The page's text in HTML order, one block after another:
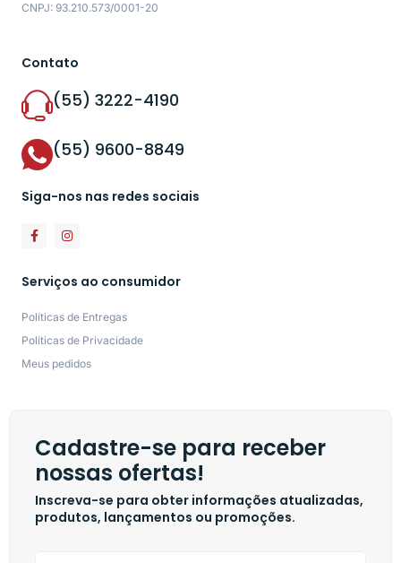
CNPJ: 93.210.573/0001-20
Contato
(55) 3222-4190
(55) 9600-8849
Siga-nos nas redes sociais
Serviços ao consumidor
Políticas de Entregas
Políticas de Privacidade
Meus pedidos
Cadastre-se para receber
nossas ofertas!
Inscreva-se para obter informações atualizadas,
produtos, lançamentos ou promoções.